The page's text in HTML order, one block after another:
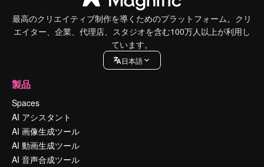
最高のクリエイティブ制作を導くためのプラットフォーム。クリ
エイター、企業、代理店、スタジオを含む100万人以上が利用し
ています。
日本語
製品
Spaces
AI アシスタント
AI 画像生成ツール
AI 動画生成ツール
AI 音声合成ツール